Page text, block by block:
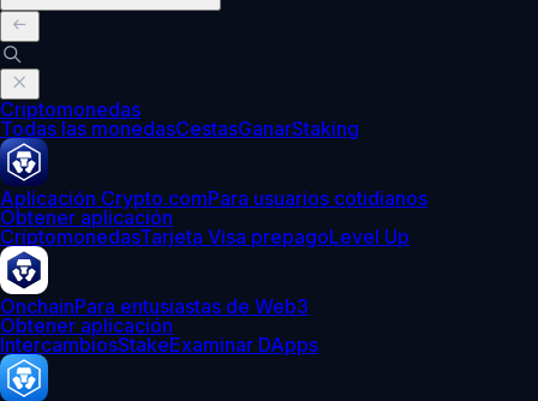
Criptomonedas
Todas las monedasCestasGanarStaking
Aplicación Crypto.comPara usuarios cotidianos
Obtener aplicación
CriptomonedasTarjeta Visa prepagoLevel Up
OnchainPara entusiastas de Web3
Obtener aplicación
IntercambiosStakeExaminar DApps